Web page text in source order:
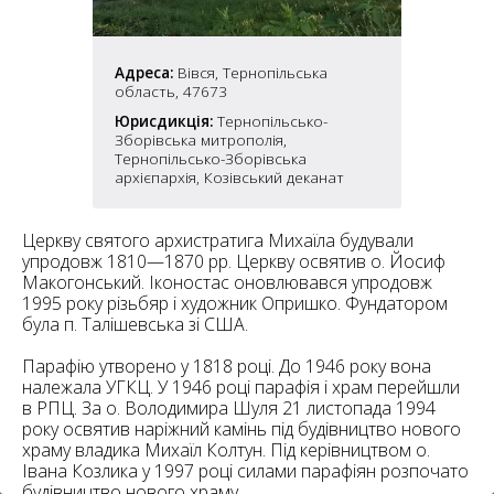
Адреса: Вівся, Тернопільська
область, 47673
Юрисдикція: Тернопільсько-
Зборівська митрополія,
Тернопільсько-Зборівська
архієпархія, Козівський деканат
Церкву святого архистратига Михаїла будували
упродовж 1810—1870 рр. Церкву освятив о. Йосиф
Макогонський. Іконостас оновлювався упродовж
1995 року різьбяр і художник Опришко. Фундатором
була п. Талішевська зі США.
Парафію утворено у 1818 році. До 1946 року вона
належала УГКЦ. У 1946 році парафія і храм перейшли
в РПЦ. За о. Володимира Шуля 21 листопада 1994
року освятив наріжний камінь під будівництво нового
храму владика Михаїл Колтун. Під керівництвом о.
Івана Козлика у 1997 році силами парафіян розпочато
10
10
2
2